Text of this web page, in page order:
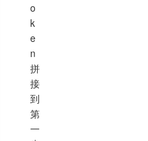
o
k
e
n
拼
接
到
第
一